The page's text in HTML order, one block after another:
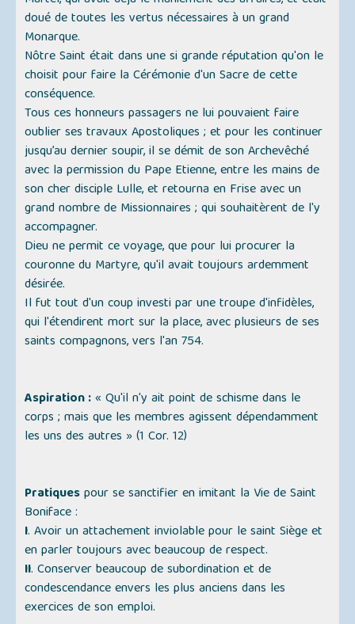
doué de toutes les vertus nécessaires à un grand
Monarque.
Nôtre Saint était dans une si grande réputation qu'on le
choisit pour faire la Cérémonie d'un Sacre de cette
conséquence.
Tous ces honneurs passagers ne lui pouvaient faire
oublier ses travaux Apostoliques ; et pour les continuer
jusqu’au dernier soupir, il se démit de son Archevêché
avec la permission du Pape Etienne, entre les mains de
son cher disciple Lulle, et retourna en Frise avec un
grand nombre de Missionnaires ; qui souhaitèrent de l'y
accompagner.
Dieu ne permit ce voyage, que pour lui procurer la
couronne du Martyre, qu'il avait toujours ardemment
désirée.
Il fut tout d'un coup investi par une troupe d'infidèles,
qui l'étendirent mort sur la place, avec plusieurs de ses
saints compagnons, vers l'an 754.
Aspiration :« Qu'il n'y ait point de schisme dans le
corps ; mais que les membres agissent dépendamment
les uns des autres »(1 Cor. 12)
Pratiquespour se sanctifier en imitant la Vie de Saint
Boniface :
I. Avoir un attachement inviolable pour le saint Siège et
en parler toujours avec beaucoup de respect.
II. Conserver beaucoup de subordination et de
condescendance envers les plus anciens dans les
exercices de son emploi.